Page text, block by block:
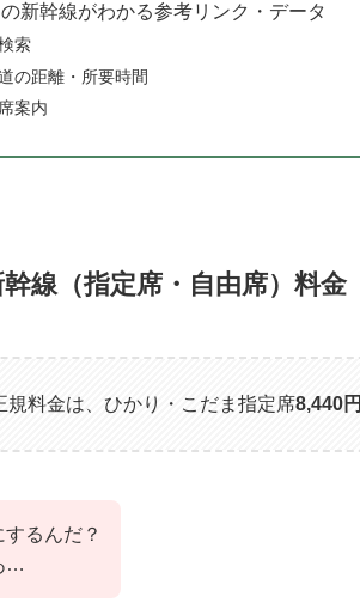
新幹線がわかる参考リンク・データ
索
の距離・所要時間
案内
線（指定席・自由席）料金
規料金は、ひかり・こだま指定席8,440円
するんだ？
…